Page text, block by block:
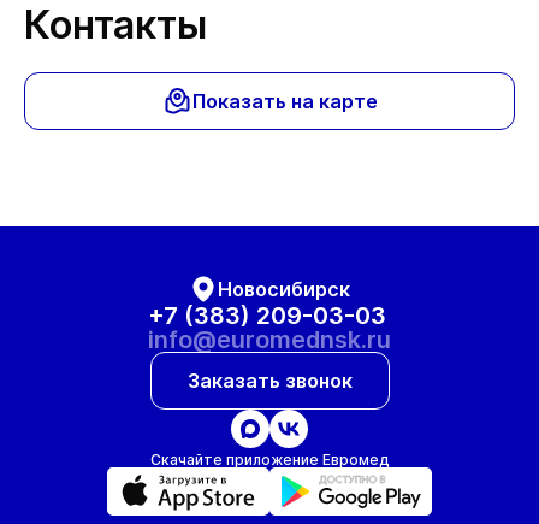
Контакты
Показать на карте
Новосибирск
+7 (383) 209-03-03
info@euromednsk.ru
Заказать звонок
Скачайте приложение Евромед